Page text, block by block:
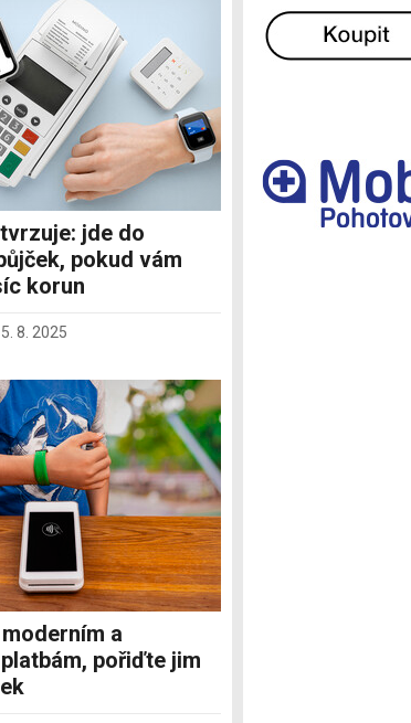
Ostatní
jde do
pokud vám
korun
5. 8. 2025
a
pořiďte jim